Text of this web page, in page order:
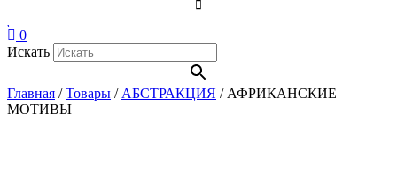
0
Искать
Главная /Товары / АБСТРАКЦИЯ / АФРИКАНСКИЕ
МОТИВЫ